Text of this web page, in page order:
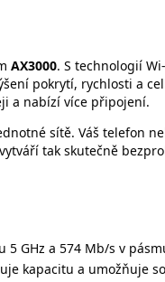
AX3000. S technologií
pokrytí, rychlosti a
a nabízí více připojení.
sítě. Váš telefon
tak skutečně
GHz a 574 Mb/s v
kapacitu a umožňuje